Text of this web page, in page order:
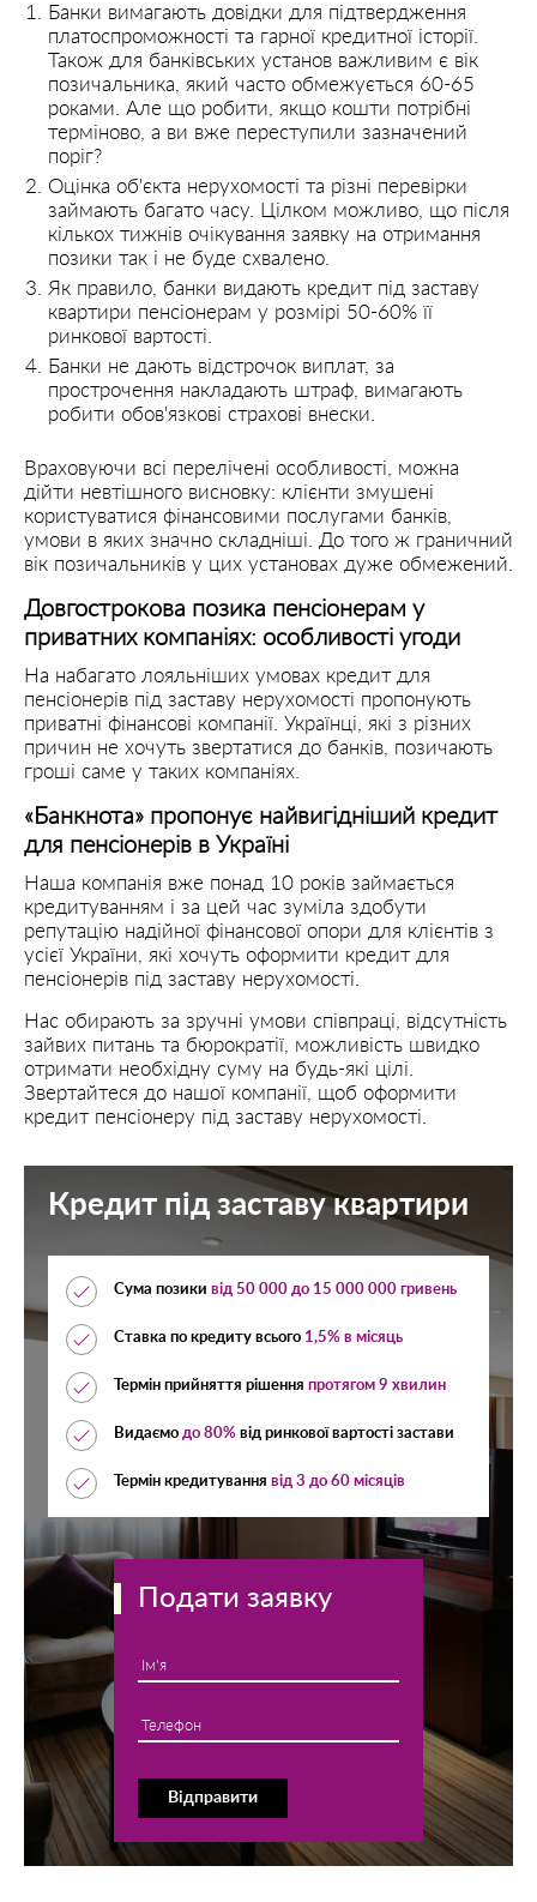
Банки вимагають довідки для підтвердження
платоспроможності та гарної кредитної історії.
Також для банківських установ важливим є вік
позичальника, який часто обмежується 60-65
роками. Але що робити, якщо кошти потрібні
терміново, а ви вже переступили зазначений
поріг?
Оцінка об'єкта нерухомості та різні перевірки
займають багато часу. Цілком можливо, що після
кількох тижнів очікування заявку на отримання
позики так і не буде схвалено.
Як правило, банки видають кредит під заставу
квартири пенсіонерам у розмірі 50-60% її
ринкової вартості.
Банки не дають відстрочок виплат, за
прострочення накладають штраф, вимагають
робити обов'язкові страхові внески.
Враховуючи всі перелічені особливості, можна
дійти невтішного висновку: клієнти змушені
користуватися фінансовими послугами банків,
умови в яких значно складніші. До того ж граничний
вік позичальників у цих установах дуже обмежений.
Довгострокова позика пенсіонерам у
приватних компаніях: особливості угоди
На набагато лояльніших умовах кредит для
пенсіонерів під заставу нерухомості пропонують
приватні фінансові компанії. Українці, які з різних
причин не хочуть звертатися до банків, позичають
гроші саме у таких компаніях.
«Банкнота» пропонує найвигідніший кредит
для пенсіонерів в Україні
Наша компанія вже понад 10 років займається
кредитуванням і за цей час зуміла здобути
репутацію надійної фінансової опори для клієнтів з
усієї України, які хочуть оформити кредит для
пенсіонерів під заставу нерухомості.
Нас обирають за зручні умови співпраці, відсутність
зайвих питань та бюрократії, можливість швидко
отримати необхідну суму на будь-які цілі.
Звертайтеся до нашої компанії, щоб оформити
кредит пенсіонеру під заставу нерухомості.
Кредит під заставу квартири
Сума позики від 50 000 до 15 000 000 гривень
Ставка по кредиту всього 1,5% в місяць
Термін прийняття рішення протягом 9 хвилин
Видаємо до 80% від ринкової вартості застави
Термін кредитування від 3 до 60 місяців
Подати заявку
Ім'я
Телефон
Відправити